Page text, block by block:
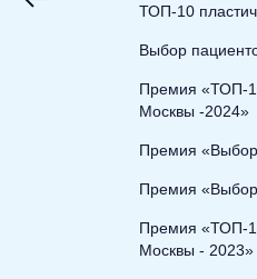
ТОП-10
Выбор
Премия «ТОП-
Москвы -2024»
Премия «Выбор
Премия «Выбор
Премия «ТОП-
Москвы - 2023»